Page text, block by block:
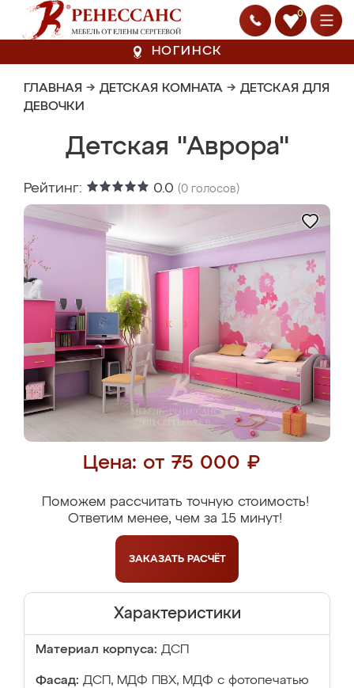
0
НОГИНСК
ГЛАВНАЯ → ДЕТСКАЯ КОМНАТА → ДЕТСКАЯ ДЛЯ
ДЕВОЧКИ
Детская "Аврора"
Рейтинг: 0.0 (0 голосов)
Цена: от 75 000 ₽
Поможем рассчитать точную стоимость!
Ответим менее, чем за 15 минут!
ЗАКАЗАТЬ РАСЧЁТ
Характеристики
Материал корпуса: ДСП
Фасад: ДСП, МДФ ПВХ, МДФ с фотопечатью